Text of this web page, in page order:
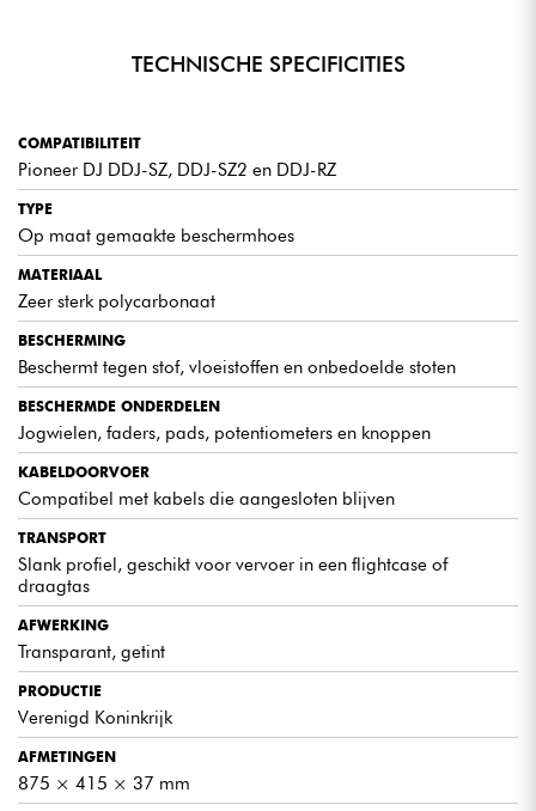
TECHNISCHE SPECIFICITIES
COMPATIBILITEIT
Pioneer DJ DDJ-SZ, DDJ-SZ2 en DDJ-RZ
TYPE
Op maat gemaakte beschermhoes
MATERIAAL
Zeer sterk polycarbonaat
BESCHERMING
Beschermt tegen stof, vloeistoffen en onbedoelde stoten
BESCHERMDE ONDERDELEN
Jogwielen, faders, pads, potentiometers en knoppen
KABELDOORVOER
Compatibel met kabels die aangesloten blijven
TRANSPORT
Slank profiel, geschikt voor vervoer in een flightcase of
draagtas
AFWERKING
Transparant, getint
PRODUCTIE
Verenigd Koninkrijk
AFMETINGEN
875 × 415 × 37 mm